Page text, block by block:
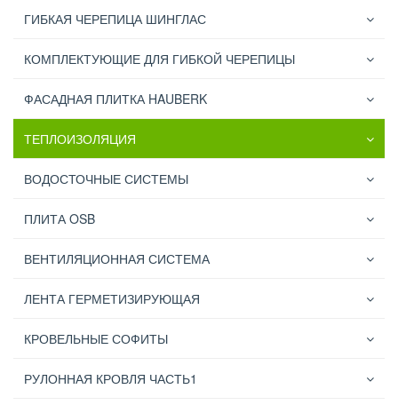
ГИБКАЯ ЧЕРЕПИЦА ШИНГЛАС
КОМПЛЕКТУЮЩИЕ ДЛЯ ГИБКОЙ ЧЕРЕПИЦЫ
ФАСАДНАЯ ПЛИТКА HAUBERK
ТЕПЛОИЗОЛЯЦИЯ
ВОДОСТОЧНЫЕ СИСТЕМЫ
ПЛИТА OSB
ВЕНТИЛЯЦИОННАЯ СИСТЕМА
ЛЕНТА ГЕРМЕТИЗИРУЮЩАЯ
КРОВЕЛЬНЫЕ СОФИТЫ
РУЛОННАЯ КРОВЛЯ ЧАСТЬ1